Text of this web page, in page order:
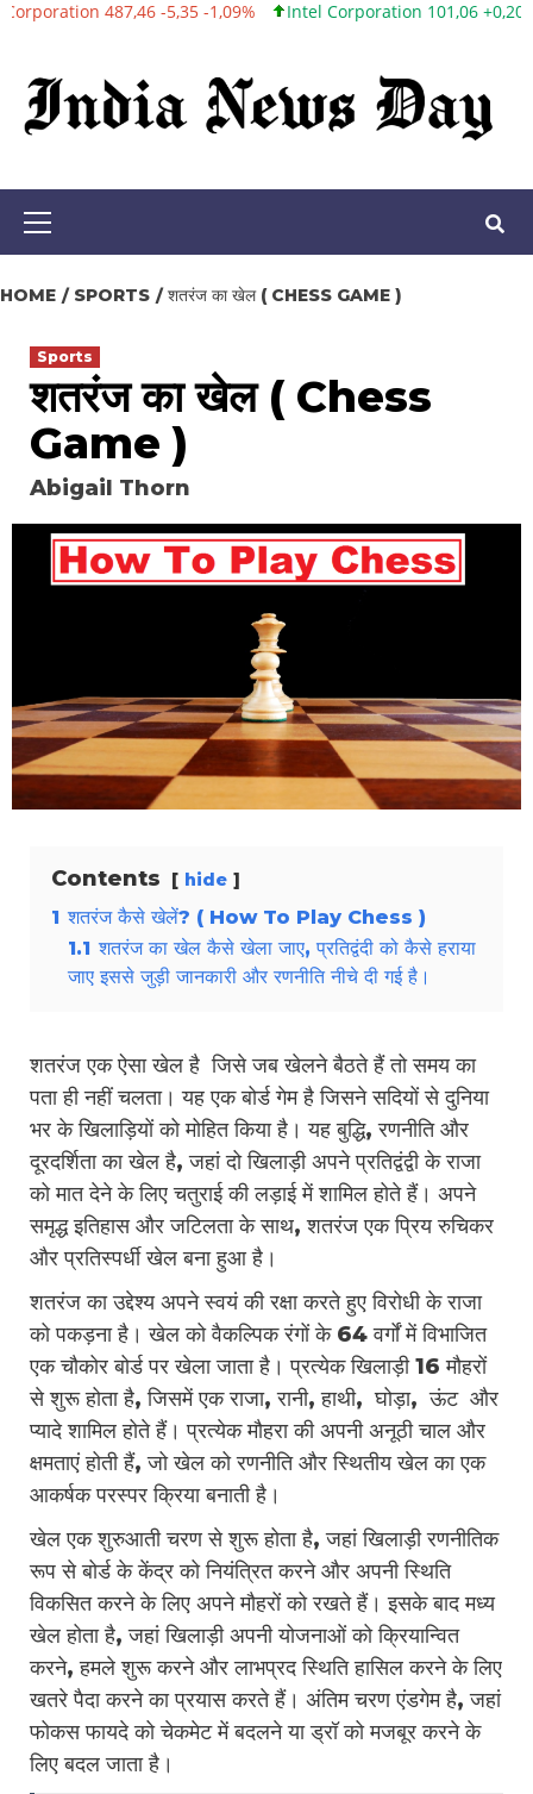
Skip
content
-5,35 -1,09% Intel Corporation 101,06 +0,20 +0,20%
Primary
HOME SPORTS शतरंज का खेल ( CHESS GAME )
Sports
शतरंज का खेल ( Chess
Game )
Abigail Thorn
Contents hide
1 शतरंज कैसे खेलें? ( How To Play Chess )
1.1 शतरंज का खेल कैसे खेला जाए, प्रतिद्वंदी को कैसे हराया
जाए इससे जुड़ी जानकारी और रणनीति नीचे दी गई है।
शतरंज एक ऐसा खेल है जिसे जब खेलने बैठते हैं तो समय का
पता ही नहीं चलता। यह एक बोर्ड गेम है जिसने सदियों से दुनिया
भर के खिलाड़ियों को मोहित किया है। यह बुद्धि, रणनीति और
दूरदर्शिता का खेल है, जहां दो खिलाड़ी अपने प्रतिद्वंद्वी के राजा
को मात देने के लिए चतुराई की लड़ाई में शामिल होते हैं। अपने
समृद्ध इतिहास और जटिलता के साथ, शतरंज एक प्रिय रुचिकर
और प्रतिस्पर्धी खेल बना हुआ है।
शतरंज का उद्देश्य अपने स्वयं की रक्षा करते हुए विरोधी के राजा
को पकड़ना है। खेल को वैकल्पिक रंगों के 64 वर्गों में विभाजित
एक चौकोर बोर्ड पर खेला जाता है। प्रत्येक खिलाड़ी 16 मौहरों
से शुरू होता है, जिसमें एक राजा, रानी, ​​हाथी, घोड़ा, ऊंट और
प्यादे शामिल होते हैं। प्रत्येक मौहरा की अपनी अनूठी चाल और
क्षमताएं होती हैं, जो खेल को रणनीति और स्थितीय खेल का एक
आकर्षक परस्पर क्रिया बनाती है।
खेल एक शुरुआती चरण से शुरू होता है, जहां खिलाड़ी रणनीतिक
रूप से बोर्ड के केंद्र को नियंत्रित करने और अपनी स्थिति
विकसित करने के लिए अपने मौहरों को रखते हैं। इसके बाद मध्य
खेल होता है, जहां खिलाड़ी अपनी योजनाओं को क्रियान्वित
करने, हमले शुरू करने और लाभप्रद स्थिति हासिल करने के लिए
खतरे पैदा करने का प्रयास करते हैं। अंतिम चरण एंडगेम है, जहां
फोकस फायदे को चेकमेट में बदलने या ड्रॉ को मजबूर करने के
लिए बदल जाता है।